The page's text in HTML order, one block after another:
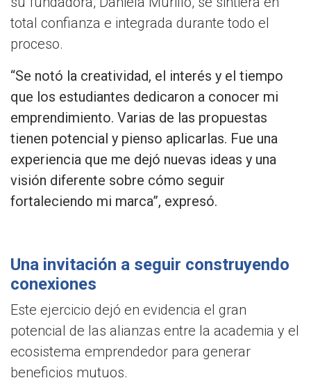
total confianza e integrada durante todo el
proceso.
“Se notó la creatividad, el interés y el tiempo
que los estudiantes dedicaron a conocer mi
emprendimiento. Varias de las propuestas
tienen potencial y pienso aplicarlas. Fue una
experiencia que me dejó nuevas ideas y una
visión diferente sobre cómo seguir
fortaleciendo mi marca”, expresó.
Una invitación a seguir construyendo
conexiones
Este ejercicio dejó en evidencia el gran
potencial de las alianzas entre la academia y el
ecosistema emprendedor para generar
beneficios mutuos.